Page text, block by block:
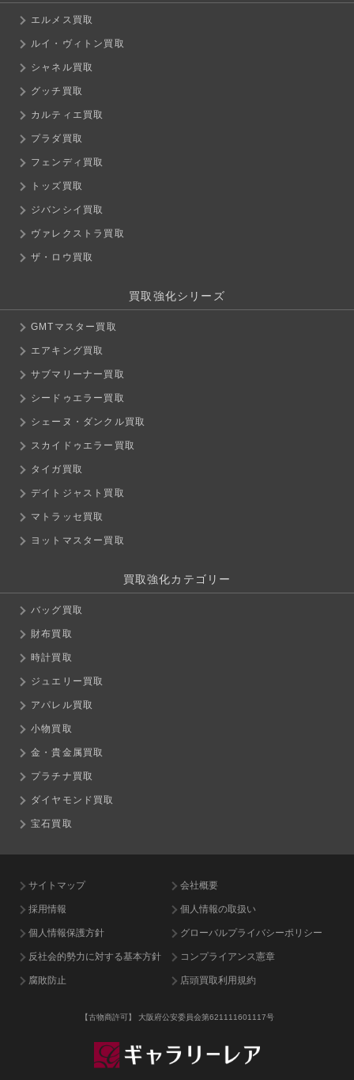
エルメス買取
ルイ・ヴィトン買取
シャネル買取
グッチ買取
カルティエ買取
プラダ買取
フェンディ買取
トッズ買取
ジバンシイ買取
ヴァレクストラ買取
ザ・ロウ買取
買取強化シリーズ
GMTマスター買取
エアキング買取
サブマリーナー買取
シードゥエラー買取
シェーヌ・ダンクル買取
スカイドゥエラー買取
タイガ買取
デイトジャスト買取
マトラッセ買取
ヨットマスター買取
買取強化カテゴリー
バッグ買取
財布買取
時計買取
ジュエリー買取
アパレル買取
小物買取
金・貴金属買取
プラチナ買取
ダイヤモンド買取
宝石買取
サイトマップ 会社概要
採用情報 個人情報の取扱い
個人情報保護方針 グローバルプライバシーポリシー
反社会的勢力に対する基本方針 コンプライアンス憲章
腐敗防止 店頭買取利用規約
【古物商許可】 大阪府公安委員会第621111601117号